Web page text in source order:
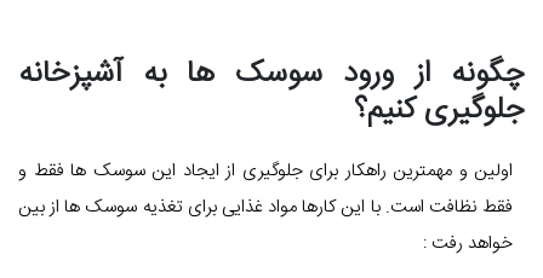
چگونه از ورود سوسک ها به آشپزخانه
جلوگیری کنیم؟
اولین و مهمترین راهکار برای جلوگیری از ایجاد این سوسک ها فقط و
فقط نظافت است. با این کارها مواد غذایی برای تغذیه سوسک ها از بین
خواهد رفت :